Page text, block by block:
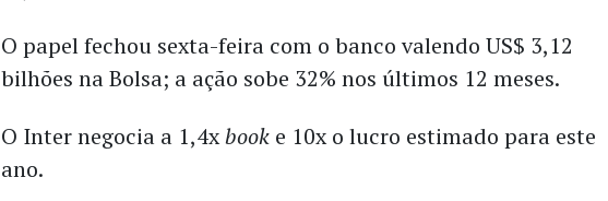
O papel fechou sexta-feira com o banco valendo US$ 3,12
bilhões na Bolsa; a ação sobe 32% nos últimos 12 meses.
O Inter negocia a 1,4xbook e 10x o lucro estimado para este
ano.